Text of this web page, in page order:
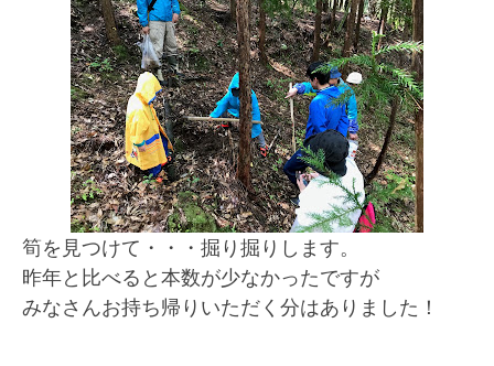
筍を見つけて・・・掘り掘りします。
昨年と比べると本数が少なかったですが
みなさんお持ち帰りいただく分はありました！